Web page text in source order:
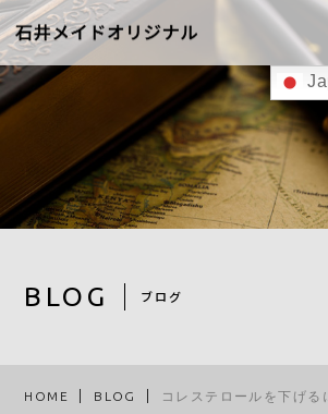
BLOG ブログ
HOME BLOG コレステロールを下げる
ホーム
私たちについて
こんにゃくグミの紹
ブログ